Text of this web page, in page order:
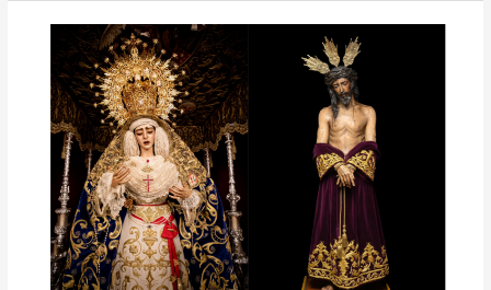
Hermandad
prepara
para
nuevo
Martes
Santo